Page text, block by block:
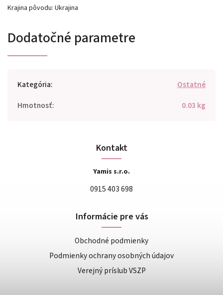
Krajina pôvodu: Ukrajina
Dodatočné parametre
Kategória:
Ostatné
Hmotnosť: 0.03 kg
Kontakt
Yamis s.r.o.
0915 403 698
Informácie pre vás
Obchodné podmienky
Podmienky ochrany osobných údajov
Verejný príslub VSZP